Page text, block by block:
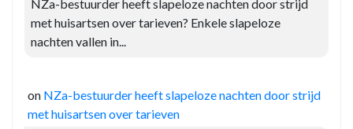
NZa-bestuurder heeft slapeloze nachten door strijd
met huisartsen over tarieven? Enkele slapeloze
nachten vallen in...
on NZa-bestuurder heeft slapeloze nachten door strijd
met huisartsen over tarieven